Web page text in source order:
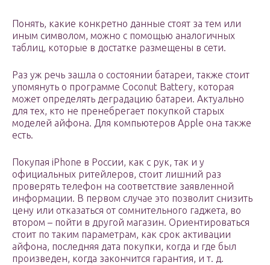
Понять, какие конкретно данные стоят за тем или
иным символом, можно с помощью аналогичных
таблиц, которые в достатке размещены в сети.
Раз уж речь зашла о состоянии батареи, также стоит
упомянуть о программе Coconut Battery, которая
может определять деградацию батареи. Актуально
для тех, кто не пренебрегает покупкой старых
моделей айфона. Для компьютеров Apple она также
есть.
Покупая iPhone в России, как с рук, так и у
официальных ритейлеров, стоит лишний раз
проверять телефон на соответствие заявленной
информации. В первом случае это позволит снизить
цену или отказаться от сомнительного гаджета, во
втором – пойти в другой магазин. Ориентироваться
стоит по таким параметрам, как срок активации
айфона, последняя дата покупки, когда и где был
произведен, когда закончится гарантия, и т. д.